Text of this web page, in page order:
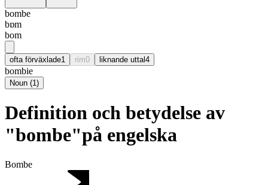
bombe
bɒm
bom
ofta förväxlade1 rim0 liknande uttal4
bombie
Noun (1)
Definition och betydelse av
"bombe"på engelska
Bombe